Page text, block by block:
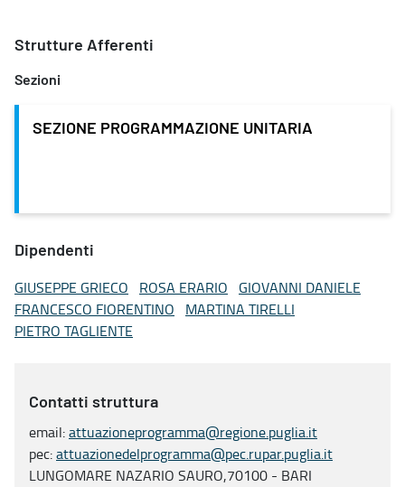
Strutture Afferenti
Sezioni
SEZIONE PROGRAMMAZIONE UNITARIA
Dipendenti
GIUSEPPE GRIECO ROSA ERARIO
GIOVANNI DANIELE
FRANCESCO FIORENTINO
MARTINA TIRELLI
PIETRO TAGLIENTE
Contatti struttura
email:attuazioneprogramma@regione.puglia.it
pec:attuazionedelprogramma@pec.rupar.puglia.it
LUNGOMARE NAZARIO SAURO,70100 - BARI